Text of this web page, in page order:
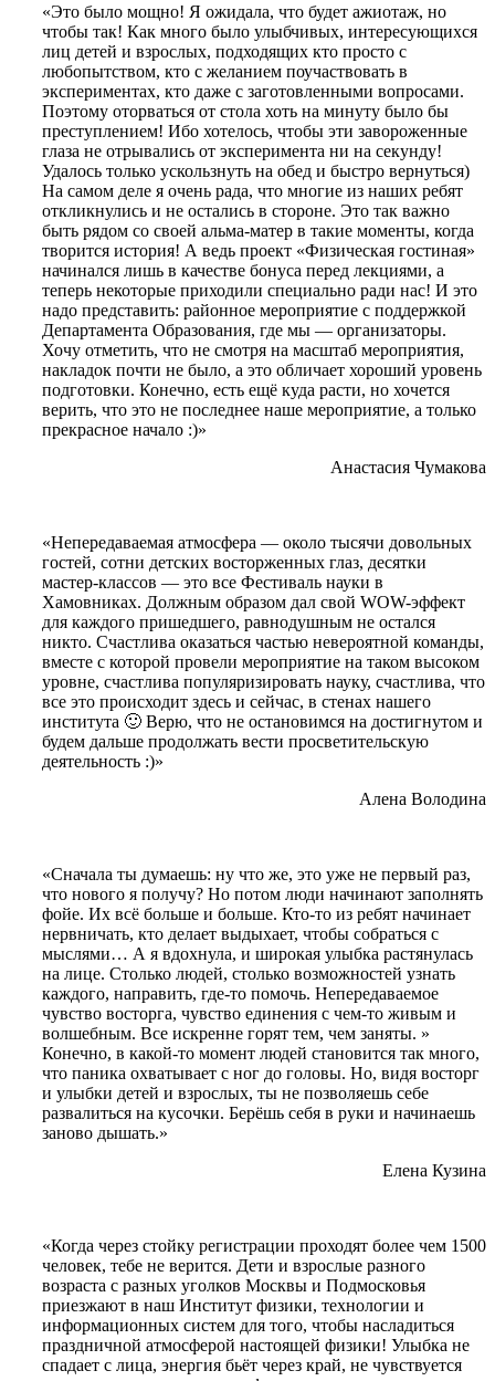
«Это было мощно! Я ожидала, что будет ажиотаж, но
чтобы так! Как много было улыбчивых, интересующихся
лиц детей и взрослых, подходящих кто просто с
любопытством, кто с желанием поучаствовать в
экспериментах, кто даже с заготовленными вопросами.
Поэтому оторваться от стола хоть на минуту было бы
преступлением! Ибо хотелось, чтобы эти завороженные
глаза не отрывались от эксперимента ни на секунду!
Удалось только ускользнуть на обед и быстро вернуться)
На самом деле я очень рада, что многие из наших ребят
откликнулись и не остались в стороне. Это так важно
быть рядом со своей альма-матер в такие моменты, когда
творится история! А ведь проект «Физическая гостиная»
начинался лишь в качестве бонуса перед лекциями, а
теперь некоторые приходили специально ради нас! И это
надо представить: районное мероприятие с поддержкой
Департамента Образования, где мы — организаторы.
Хочу отметить, что не смотря на масштаб мероприятия,
накладок почти не было, а это обличает хороший уровень
подготовки. Конечно, есть ещё куда расти, но хочется
верить, что это не последнее наше мероприятие, а только
прекрасное начало :)»
Анастасия Чумакова
«Непередаваемая атмосфера — около тысячи довольных
гостей, сотни детских восторженных глаз, десятки
мастер-классов — это все Фестиваль науки в
Хамовниках. Должным образом дал свой WOW-эффект
для каждого пришедшего, равнодушным не остался
никто. Счастлива оказаться частью невероятной команды,
вместе с которой провели мероприятие на таком высоком
уровне, счастлива популяризировать науку, счастлива, что
все это происходит здесь и сейчас, в стенах нашего
института 🙂 Верю, что не остановимся на достигнутом и
будем дальше продолжать вести просветительскую
деятельность :)»
Алена Володина
«Сначала ты думаешь: ну что же, это уже не первый раз,
что нового я получу? Но потом люди начинают заполнять
фойе. Их всё больше и больше. Кто-то из ребят начинает
нервничать, кто делает выдыхает, чтобы собраться с
мыслями… А я вдохнула, и широкая улыбка растянулась
на лице. Столько людей, столько возможностей узнать
каждого, направить, где-то помочь. Непередаваемое
чувство восторга, чувство единения с чем-то живым и
волшебным. Все искренне горят тем, чем заняты. »
Конечно, в какой-то момент людей становится так много,
что паника охватывает с ног до головы. Но, видя восторг
и улыбки детей и взрослых, ты не позволяешь себе
развалиться на кусочки. Берёшь себя в руки и начинаешь
заново дышать.»
Елена Кузина
«Когда через стойку регистрации проходят более чем 1500
человек, тебе не верится. Дети и взрослые разного
возраста с разных уголков Москвы и Подмосковья
приезжают в наш Институт физики, технологии и
информационных систем для того, чтобы насладиться
праздничной атмосферой настоящей физики! Улыбка не
спадает с лица, энергия бьёт через край, не чувствуется